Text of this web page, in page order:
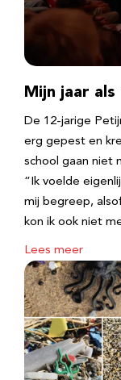
Mijn jaar
De 12-jarige
erg gepest en
school gaan niet
“Ik voelde
mij begreep,
kon ik ook niet
Lees meer